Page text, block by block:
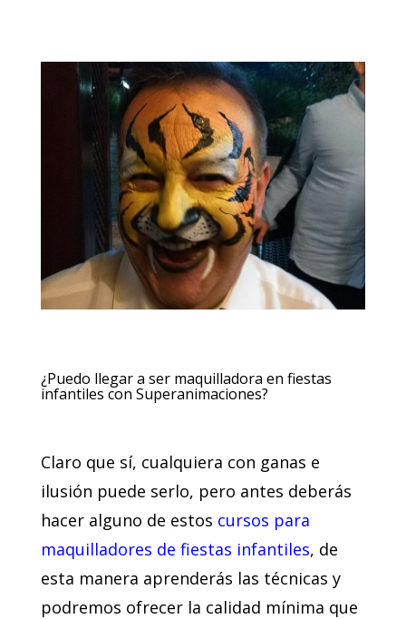
¿Puedo llegar a ser maquilladora en fiestas
infantiles con Superanimaciones?
Claro que sí, cualquiera con ganas e
ilusión puede serlo, pero antes deberás
hacer alguno de estos cursos para
maquilladores de fiestas infantiles, de
esta manera aprenderás las técnicas y
podremos ofrecer la calidad mínima que